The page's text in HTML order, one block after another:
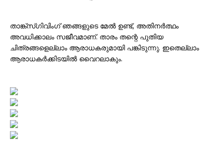
താങ്ക്സ്ഗിവിംഗ് ഞങ്ങളുടെ മേൽ ഉണ്ട്, അതിനർത്ഥം
അവധിക്കാലം സജീവമാണ്. താരം തന്റെ പുതിയ
ചിത്രങ്ങളെല്ലാം ആരാധകരുമായി പങ്കിടുന്നു. ഇതെല്ലാം
ആരാധകർക്കിടയിൽ വൈറലാകും.